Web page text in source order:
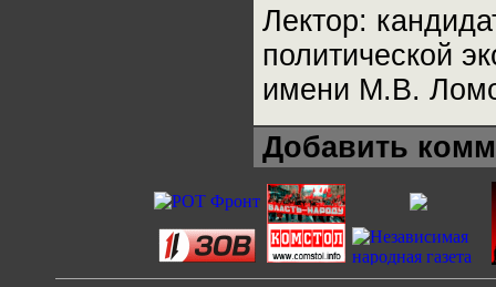
Лектор:
политической
имени М.В.
Добавить